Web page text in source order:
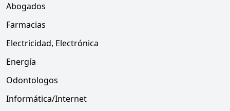
Abogados
Farmacias
Electricidad, Electrónica
Energía
Odontologos
Informática/Internet